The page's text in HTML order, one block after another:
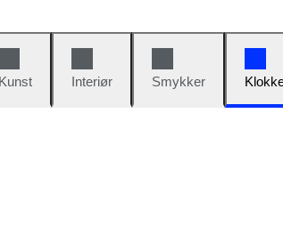
Kunst
Interiør Smykker